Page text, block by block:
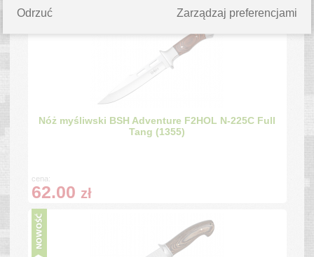
Nóż myśliwski BSH Adventure F2HOL N-225C Full
Tang (1355)
cena:
62.00 zł
Zarządzaj preferencjami
Odrzuć